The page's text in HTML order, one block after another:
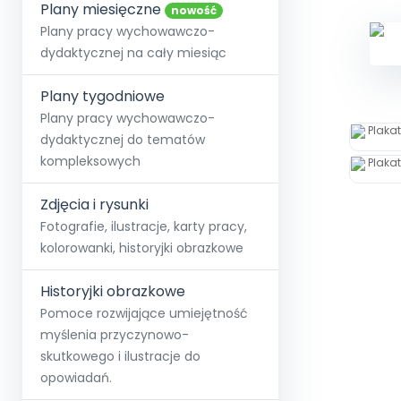
Społeczność
+48 12 631 04 10
kontakt@blizejprzedszkola.pl
O miesięczniku
Strona główna
Strefy,
O Akademii
Akademia
Poznaj pakiet MAX
Testuj przez 7 dni
Pakiet
Pełen
Wszystkie projekty
Skontaktuj się
Dodaj wpis
Plany miesięczne nowość
Plany pracy wychowawczo-
dydaktycznej na cały miesiąc
Plany tygodniowe
Plany pracy wychowawczo-
dydaktycznej do tematów
kompleksowych
Zdjęcia i rysunki
Fotografie, ilustracje, karty pracy,
kolorowanki, historyjki obrazkowe
Historyjki obrazkowe
Pomoce rozwijające umiejętność
myślenia przyczynowo-
skutkowego i ilustracje do
opowiadań.